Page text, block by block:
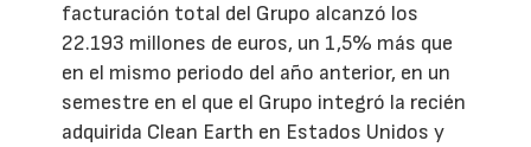
facturación total del Grupo alcanzó los
22.193 millones de euros, un 1,5% más que
en el mismo periodo del año anterior, en un
semestre en el que el Grupo integró la recién
adquirida Clean Earth en Estados Unidos y